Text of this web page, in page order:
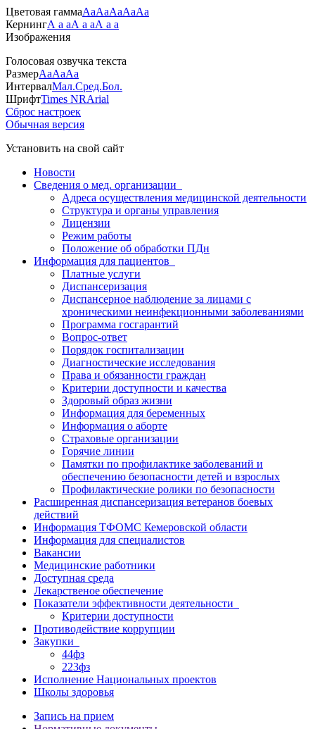
Цветовая гаммаАаАаАаАаАа
КернингА а аА а аА а а
Изображения
Голосовая озвучка текста
РазмерАаАаАа
ИнтервалМал.Сред.Бол.
ШрифтTimes NRArial
Сброс настроек
Обычная версия
Установить на свой сайт
Новости
Сведения о мед. организации
Адреса осуществления медицинской деятельности
Структура и органы управления
Лицензии
Режим работы
Положение об обработки ПДн
Информация для пациентов
Платные услуги
Диспансеризация
Диспансерное наблюдение за лицами с
хроническими неинфекционными заболеваниями
Программа госгарантий
Вопрос-ответ
Порядок госпитализации
Диагностические исследования
Права и обязанности граждан
Критерии доступности и качества
Здоровый образ жизни
Информация для беременных
Информация о аборте
Страховые организации
Горячие линии
Памятки по профилактике заболеваний и
обеспечению безопасности детей и взрослых
Профилактические ролики по безопасности
Расширенная диспансеризация ветеранов боевых
действий
Информация ТФОМС Кемеровской области
Информация для специалистов
Вакансии
Медицинские работники
Доступная среда
Лекарственое обеспечение
Показатели эффективности деятельности
Критерии доступности
Противодействие коррупции
Закупки
44фз
223фз
Исполнение Национальных проектов
Школы здоровья
Запись на прием